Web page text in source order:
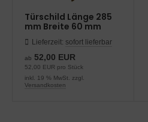
Türschild Länge 285
mm Breite 60 mm
Lieferzeit: sofort lieferbar
ab 52,00 EUR
52,00 EUR pro Stück
inkl. 19 % MwSt. zzgl.
Versandkosten